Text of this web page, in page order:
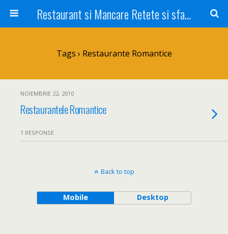
Restaurant si Mancare Retete si sfaturi Picant bun si rapid
Tags › Restaurante Romantice
NOIEMBRIE 22, 2010
Restaurantele Romantice
1 RESPONSE
Back to top
Mobile Desktop